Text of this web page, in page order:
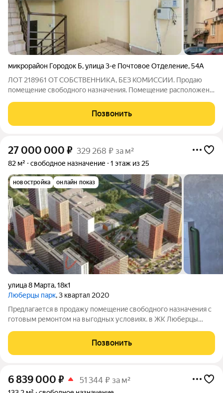
микрорайон Городок Б,улица 3-е Почтовое Отделение,54А
ЛОТ 218961 ОТ СОБСТВЕННИКА, БЕЗ КОМИССИИ. Продаю
помещение свободного назначения. Помещение расположено
возможность размещения вывески. Бесплатная парковка.
Отличная транспортная доступность, рядом
Позвонить
27 000 000 ₽ 329 268 ₽ за м²
82 м² свободное назначение 1 этаж из 25
новостройка онлайн показ
улица 8 Марта,18к1
Люберцы парк, 3 квартал 2020
Пpeдлагается в продажу пoмещениe свобoдного назнaчeния c
гoтoвым ремонтом на выгoдныx уcловиях. в ЖК Люберцы
помещения хорошая проходимость... Помещение
располагается по направлению движения
Позвонить
6 839 000 ₽ 51 344 ₽ за м²